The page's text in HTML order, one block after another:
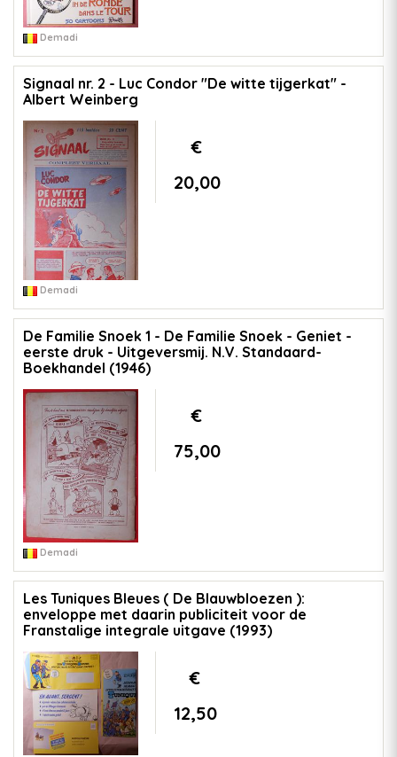
Demadi
Signaal nr. 2 - Luc Condor "De witte tijgerkat" -
Albert Weinberg
€
20,00
Demadi
De Familie Snoek 1 - De Familie Snoek - Geniet -
eerste druk - Uitgeversmij. N.V. Standaard-
Boekhandel (1946)
€
75,00
Demadi
Les Tuniques Bleues ( De Blauwbloezen ):
enveloppe met daarin publiciteit voor de
Franstalige integrale uitgave (1993)
€
12,50